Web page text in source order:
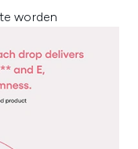
worden